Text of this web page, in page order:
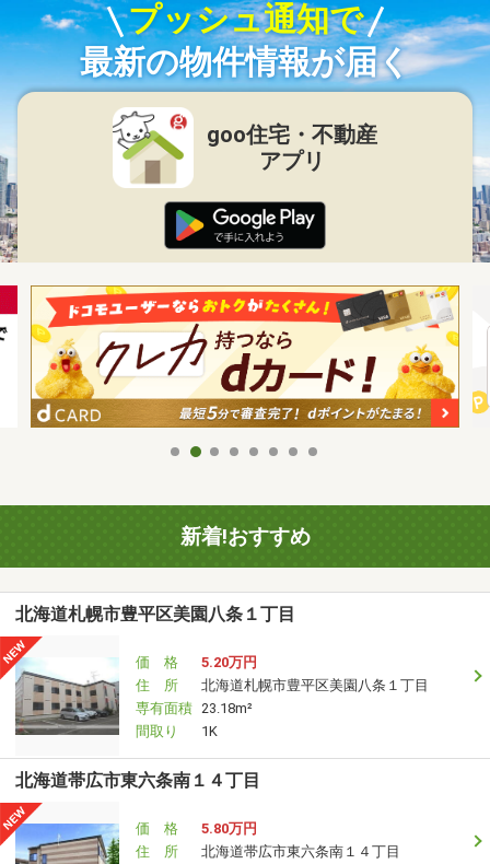
プッシュ通知で
最新の物件情報が届く
goo住宅・不動産
アプリ
新着!おすすめ
北海道札幌市豊平区美園八条１丁目
価 格
5.20万円
住 所
北海道札幌市豊平区美園八条１丁目
専有面積 23.18m²
間取り
1K
北海道帯広市東六条南１４丁目
価 格
5.80万円
住 所
北海道帯広市東六条南１４丁目